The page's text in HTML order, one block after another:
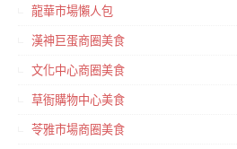
龍華市場懶人包
漢神巨蛋商圈美食
文化中心商圈美食
草衙購物中心美食
苓雅市場商圈美食